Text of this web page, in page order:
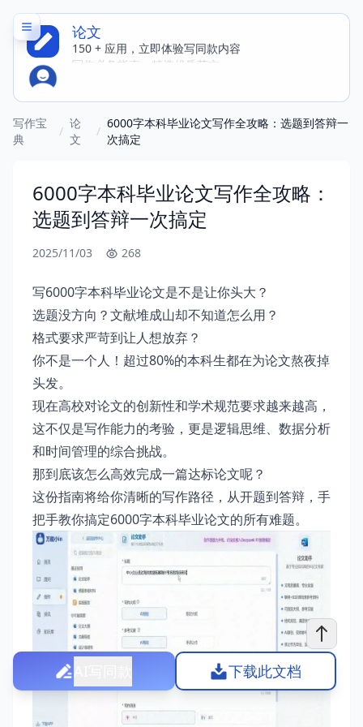
论文
150 + 应用，立即体验写同款内容
写作必备指南，精选优质范文
写作宝
典
/
论
文
/
6000字本科毕业论文写作全攻略：选题到答辩一
次搞定
6000字本科毕业论文写作全攻略：
选题到答辩一次搞定
2025/11/03 268
写6000字本科毕业论文是不是让你头大？
选题没方向？文献堆成山却不知道怎么用？
格式要求严苛到让人想放弃？
你不是一个人！超过80%的本科生都在为论文熬夜掉
头发。
现在高校对论文的创新性和学术规范要求越来越高，
这不仅是写作能力的考验，更是逻辑思维、数据分析
和时间管理的综合挑战。
那到底该怎么高效完成一篇达标论文呢？
这份指南将给你清晰的写作路径，从开题到答辩，手
把手教你搞定6000字本科毕业论文的所有难题。
下载此文档